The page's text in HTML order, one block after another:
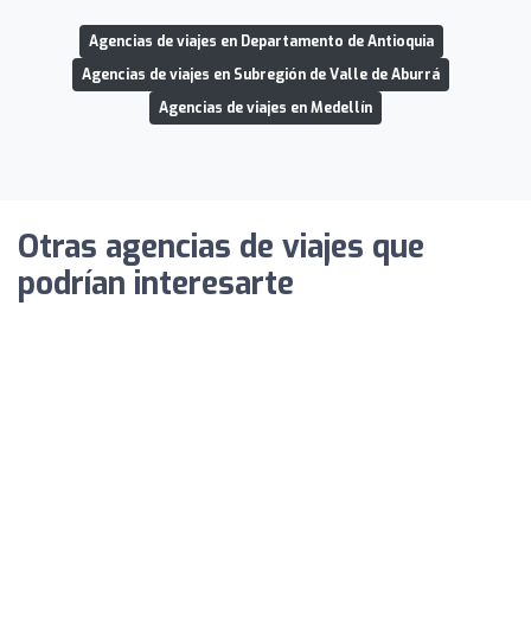
Agencias de viajes en Departamento de Antioquia
Agencias de viajes en Subregión de Valle de Aburrá
Agencias de viajes en Medellín
Otras agencias de viajes que
podrían interesarte